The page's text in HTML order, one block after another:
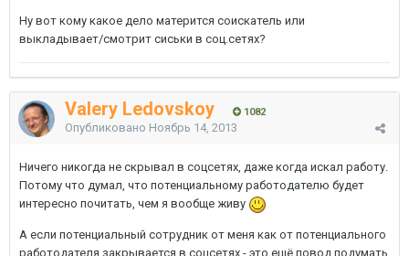
Ну вот кому какое дело матерится соискатель или
выкладывает/смотрит сиськи в соц.сетях?
Valery Ledovskoy 1082
Опубликовано Ноябрь 14, 2013
Ничего никогда не скрывал в соцсетях, даже когда искал работу.
Потому что думал, что потенциальному работодателю будет
интересно почитать, чем я вообще живу
А если потенциальный сотрудник от меня как от потенциального
работодателя закрывается в соцсетях - это ещё повод подумать